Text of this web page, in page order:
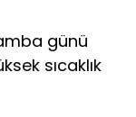
günü
sıcaklık